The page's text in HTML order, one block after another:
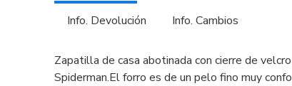
Info. Devolución Info. Cambios
Zapatilla de casa abotinada con cierre de
Spiderman.El forro es de un pelo fino muy